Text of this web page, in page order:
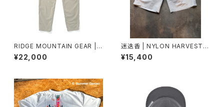
RIDGE MOUNTAIN GEAR | B
asic Hike Pants
¥22,000
迷迭香 | NYLON HARVEST L
OOSE SHORTS
¥15,400